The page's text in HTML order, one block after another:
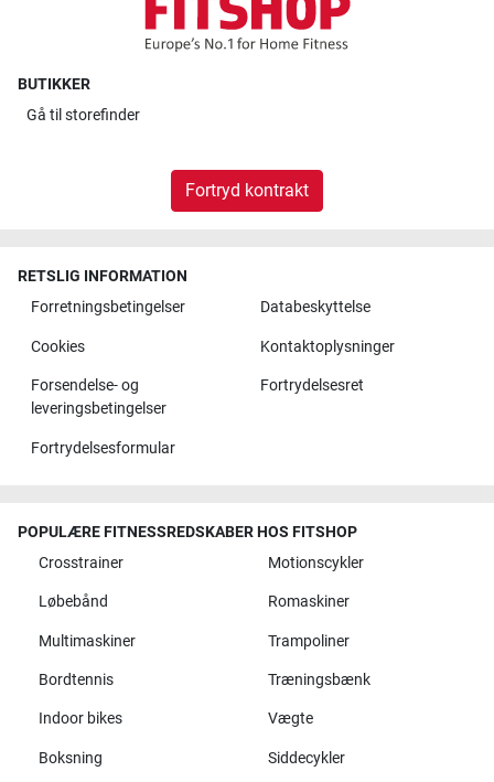
BUTIKKER
Gå til storefinder
Fortryd kontrakt
RETSLIG INFORMATION
Forretningsbetingelser
Databeskyttelse
Cookies Kontaktoplysninger
Forsendelse- og
leveringsbetingelser
Fortrydelsesret
Fortrydelsesformular
POPULÆRE FITNESSREDSKABER HOS FITSHOP
Crosstrainer
Motionscykler
Løbebånd Romaskiner
Multimaskiner Trampoliner
Bordtennis Træningsbænk
Indoor bikes Vægte
Boksning Siddecykler